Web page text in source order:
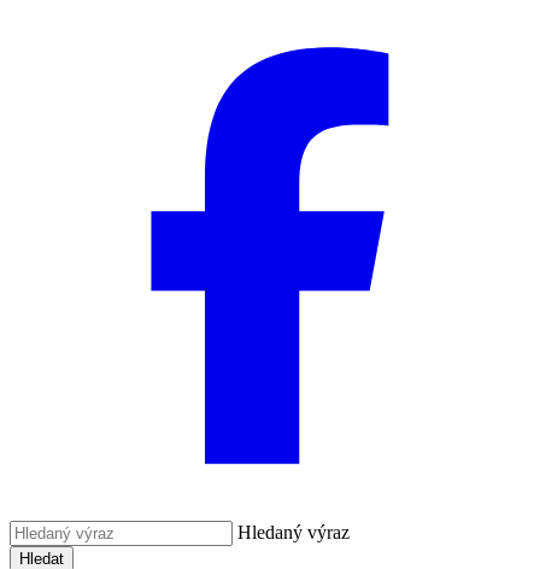
Hledaný výraz
Hledat